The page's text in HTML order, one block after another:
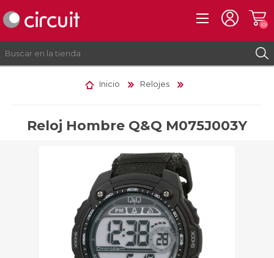
INICIAR SESIÓN
(0)
Inicio Relojes
Reloj Hombre Q&Q M075J003Y